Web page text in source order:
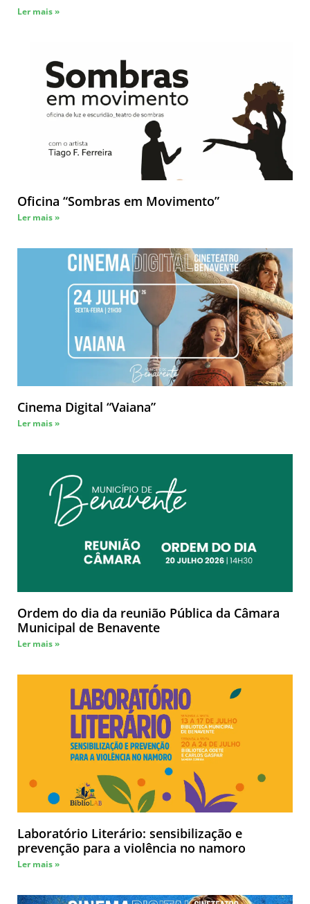
Ler mais »
Oficina “Sombras em Movimento”
Ler mais »
Cinema Digital “Vaiana”
Ler mais »
Ordem do dia da reunião Pública da Câmara
Municipal de Benavente
Ler mais »
Laboratório Literário: sensibilização e
prevenção para a violência no namoro
Ler mais »